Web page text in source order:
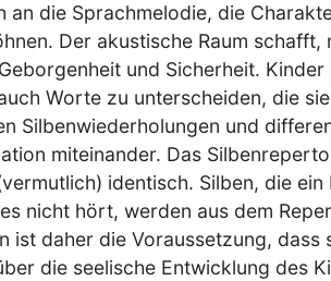
an die Sprachmelodie, die
Der akustische Raum schafft,
und Sicherheit. Kinder
Worte zu unterscheiden, die
Silbenwiederholungen und
miteinander. Das
identisch. Silben, die
nicht hört, werden aus dem
ist daher die Voraussetzung, dass
die seelische Entwicklung des